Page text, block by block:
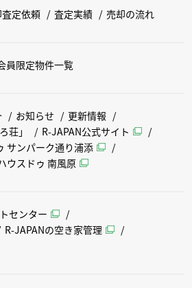
定依頼 査定実績 売却の流れ
員限定物件一覧
お知らせ
更新情報
荘」
R-JAPAN公式サイト
サンパーク通り浦添
ウスドゥ 南風原
センター
R-JAPANの空き家管理